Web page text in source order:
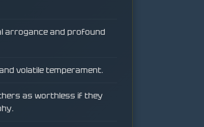
arrogance and profound
volatile temperament.
as worthless if they